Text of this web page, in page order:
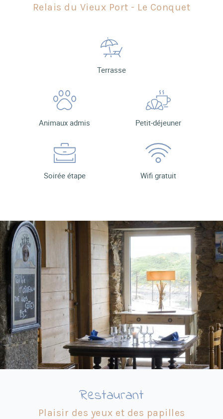
Relais du Vieux Port - Le Conquet
Soirée étape Wifi gratuit
Animaux admis Petit-déjeuner
Terrasse
Restaurant
Plaisir des yeux et des papilles